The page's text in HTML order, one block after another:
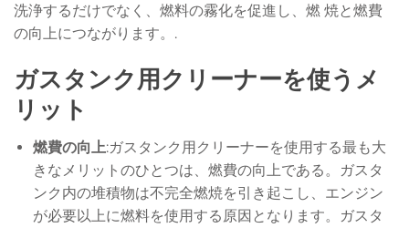
洗浄するだけでなく、燃料の霧化を促進し、燃 焼と燃費
の向上につながります。.
ガスタンク用クリーナーを使うメ
リット
燃費の向上:ガスタンク用クリーナーを使用する最も大
きなメリットのひとつは、燃費の向上である。ガスタ
ンク内の堆積物は不完全燃焼を引き起こし、エンジン
が必要以上に燃料を使用する原因となります。ガスタ